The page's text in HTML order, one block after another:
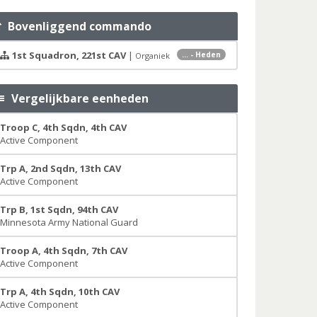
Bovenliggend commando
... - Heden
1st Squadron, 221st CAV| Organiek
Vergelijkbare eenheden
Troop C, 4th Sqdn, 4th CAV
Active Component
Trp A, 2nd Sqdn, 13th CAV
Active Component
Trp B, 1st Sqdn, 94th CAV
Minnesota Army National Guard
Troop A, 4th Sqdn, 7th CAV
Active Component
Trp A, 4th Sqdn, 10th CAV
Active Component